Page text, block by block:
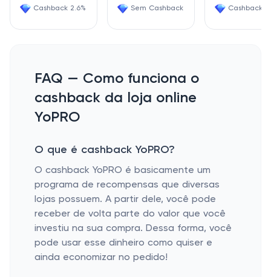
Cashback 2.6% Sem Cashback Cashback
FAQ — Como funciona o
cashback da loja online
YoPRO
O que é cashback YoPRO?
O cashback YoPRO é basicamente um
programa de recompensas que diversas
lojas possuem. A partir dele, você pode
receber de volta parte do valor que você
investiu na sua compra. Dessa forma, você
pode usar esse dinheiro como quiser e
ainda economizar no pedido!